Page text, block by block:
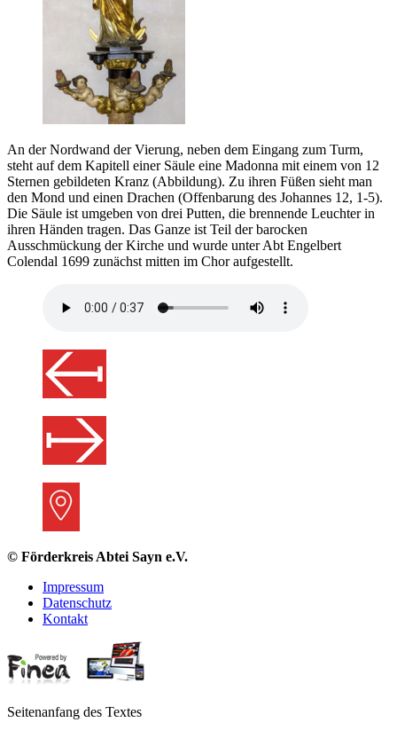
An der Nordwand der Vierung, neben dem Eingang zum Turm,
steht auf dem Kapitell einer Säule eine Madonna mit einem von 12
Sternen gebildeten Kranz (Abbildung). Zu ihren Füßen sieht man
den Mond und einen Drachen (Offenbarung des Johannes 12, 1-5).
Die Säule ist umgeben von drei Putten, die brennende Leuchter in
ihren Händen tragen. Das Ganze ist Teil der barocken
Ausschmückung der Kirche und wurde unter Abt Engelbert
Colendal 1699 zunächst mitten im Chor aufgestellt.
© Förderkreis Abtei Sayn e.V.
Impressum
Datenschutz
Kontakt
Seitenanfang des Textes